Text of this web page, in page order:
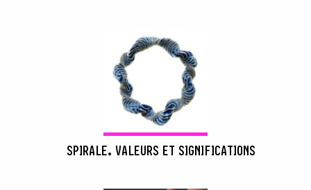
SPIRALE. VALEURS ET SIGNIFICATIONS